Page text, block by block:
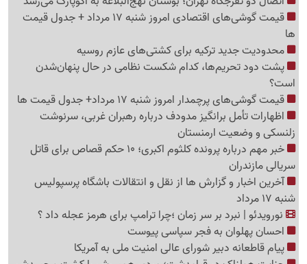
قیمت گوشی‌های اقتصادی امروز شنبه 17 مرداد + جدول قیمت
ها
محدودیت جدید ترکیه برای کشتی‌های عازم روسیه
پشت دود تحریم‌ها، کدام شکست نظامی در حال پنهان‌شدن
است؟
قیمت گوشی‌های پرچمدار امروز شنبه 17 مرداد+ جدول قیمت ها
اظهارات تأمل برانگیز مدودف درباره رهبران غربی، سرنوشت
زلنسکی و وضعیت ارمنستان
خبر مهم درباره پرونده کلثوم اکبری؛ 10 حکم قصاص برای قاتل
سریالی مازندران
آخرین اخبار و گزارش ها از نقل و انتقالات باشگاه پرسپولیس
شنبه 17 مرداد
نورویدئو | نبرد بر سر زمان ؛چرا ترامپ برای هرمز عجله داد ؟
احسان پهلوان به فجر سپاسی پیوست
پیام قاطعانه دبیر شورای عالی امنیت ملی به آمریکا